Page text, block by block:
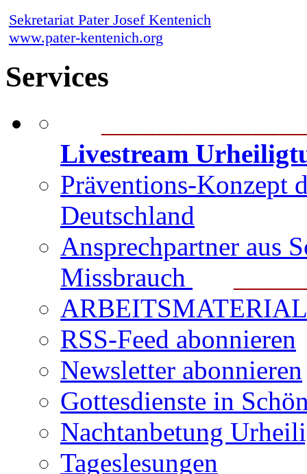
Sekretariat Pater Josef Kentenich
www.pater-kentenich.org
Services
Livestream
Präventions-Konzept
Deutschland
Ansprechpartner aus
Missbrauch
ARBEITSMATERIAL
RSS-Feed abonnieren
Newsletter abonnieren
Gottesdienste in
Nachtanbetung
Tageslesungen